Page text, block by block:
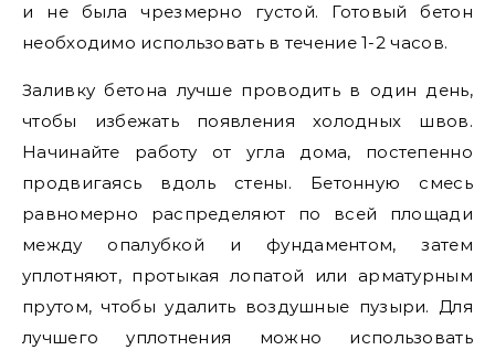
и не была чрезмерно густой. Готовый бетон
необходимо использовать в течение 1-2 часов.
Заливку бетона лучше проводить в один день,
чтобы избежать появления холодных швов.
Начинайте работу от угла дома, постепенно
продвигаясь вдоль стены. Бетонную смесь
равномерно распределяют по всей площади
между опалубкой и фундаментом, затем
уплотняют, протыкая лопатой или арматурным
прутом, чтобы удалить воздушные пузыри. Для
лучшего уплотнения можно использовать